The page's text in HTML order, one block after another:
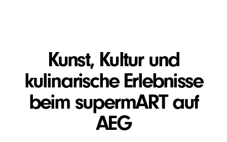
Kunst, Kultur und
kulinarische Erlebnisse
beim supermART auf
AEG